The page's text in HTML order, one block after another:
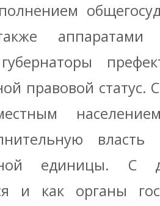
аппаратами
правовой статус.
власть
единицы. С
и как органы